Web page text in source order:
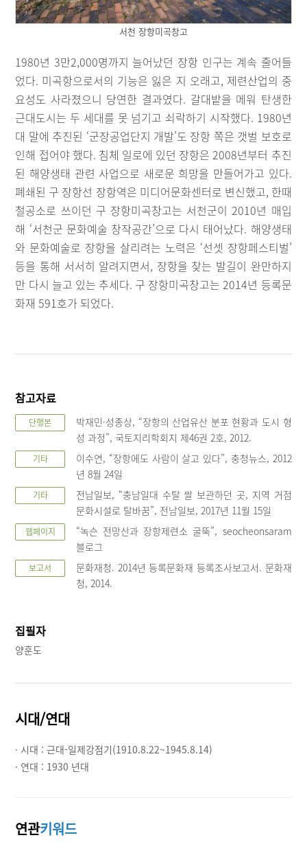
서천 장항미곡창고
1980년 3만2,000명까지 늘어났던 장항 인구는 계속 줄어들
었다. 미곡항으로서의 기능은 잃은 지 오래고, 제련산업의 중
요성도 사라졌으니 당연한 결과였다. 갈대밭을 메워 탄생한
근대도시는 두 세대를 못 넘기고 쇠락하기 시작했다. 1980년
대 말에 추진된 ‘군장공업단지 개발’도 장항 쪽은 갯벌 보호로
인해 접어야 했다. 침체 일로에 있던 장항은 2008년부터 추진
된 해양생태 관련 사업으로 새로운 희망을 만들어가고 있다.
폐쇄된 구 장항선 장항역은 미디어문화센터로 변신했고, 한때
철공소로 쓰이던 구 장항미곡창고는 서천군이 2010년 매입
해 ‘서천군 문화예술 창작공간’으로 다시 태어났다. 해양생태
와 문화예술로 장항을 살리려는 노력은 ‘선셋 장항페스티벌’
등을 통해 서서히 알려지면서, 장항을 찾는 발길이 완만하지
만 다시 늘고 있는 추세다. 구 장항미곡창고는 2014년 등록문
화재 591호가 되었다.
참고자료
단행본
박재민·성종상, “장항의 산업유산 분포 현황과 도시 형
성 과정”, 국토지리학회지 제46권 2호, 2012.
기타
이수연, “장항에도 사람이 살고 있다”, 충청뉴스, 2012
년 8월 24일
기타
전남일보, “충남일대 수탈 쌀 보관하던 곳, 지역 거점
문화시설로 탈바꿈”, 전남일보, 2017년 11월 15일
웹페이지
“녹슨 전망산과 장항제련소 굴뚝”, seocheonsaram
블로그
보고서
문화재청. 2014년 등록문화재 등록조사보고서. 문화재
청, 2014.
집필자
양훈도
시대/연대
· 시대 :근대-일제강점기(1910.8.22~1945.8.14)
· 연대 : 1930 년대
연관키워드